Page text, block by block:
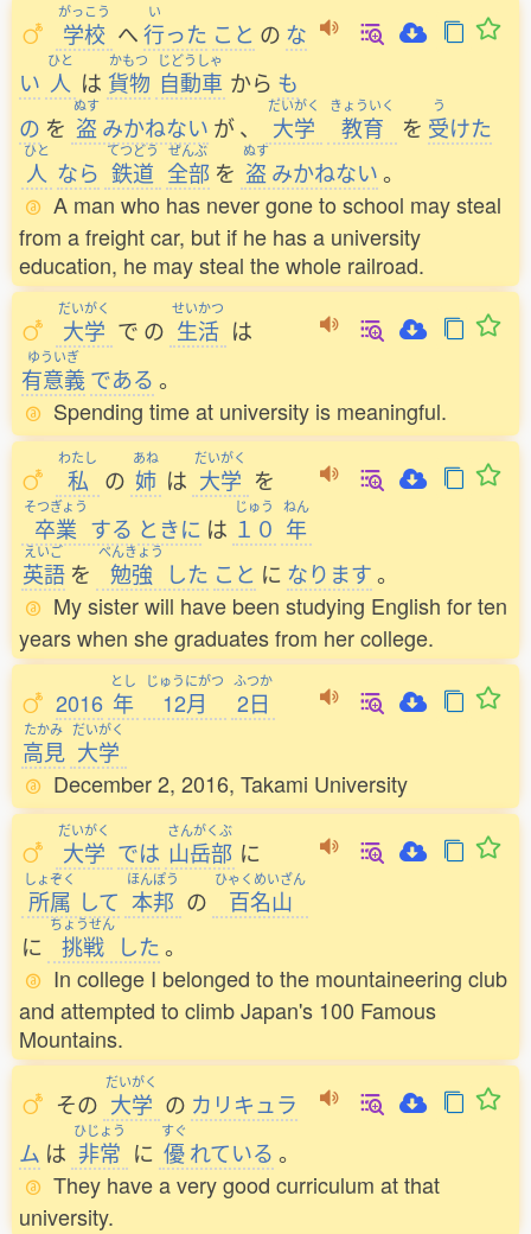
がっこう
学校 へ
い
行った こと の な
い
ひと
人 は
かもつ
貨物
じどうしゃ
自動車 から も
の を
ぬす
盗 みかねない が、
だいがく
大学
きょういく
教育 を
う
受けた
ひと
人 なら
てつどう
鉄道
ぜんぶ
全部 を
ぬす
盗 みかねない。
A man who has never gone to school may steal
from a freight car, but if he has a university
education, he may steal the whole railroad.
だいがく
大学 で の
せいかつ
生活 は
ゆういぎ
有意義である 。
Spending time at university is meaningful.
わたし
私 の
あね
姉 は
だいがく
大学 を
そつぎょう
卒業 する ときに は
じゅう
１０
ねん
年
えいご
英語 を
べんきょう
勉強 した こと に なります。
My sister will have been studying English for ten
years when she graduates from her college.
2016
とし
年
じゅうにがつ
12月
ふつか
2日
たかみ
高見
だいがく
大学
December 2, 2016, Takami University
だいがく
大学 では
さんがくぶ
山岳部 に
しょぞく
所属 して
ほんぽう
本邦 の
ひゃくめいざん
百名山
に
ちょうせん
挑戦 した。
In college I belonged to the mountaineering club
and attempted to climb Japan's 100 Famous
Mountains.
その
だいがく
大学 の カリキュラ
ム は
ひじょう
非常 に
すぐ
優れている 。
They have a very good curriculum at that
university.